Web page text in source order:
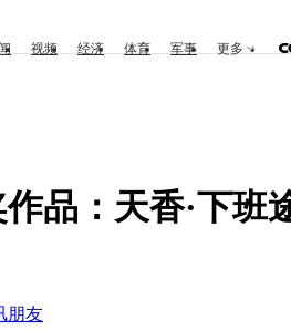
视频 经济 体育 军事 更多
品：天香·下班
朋友